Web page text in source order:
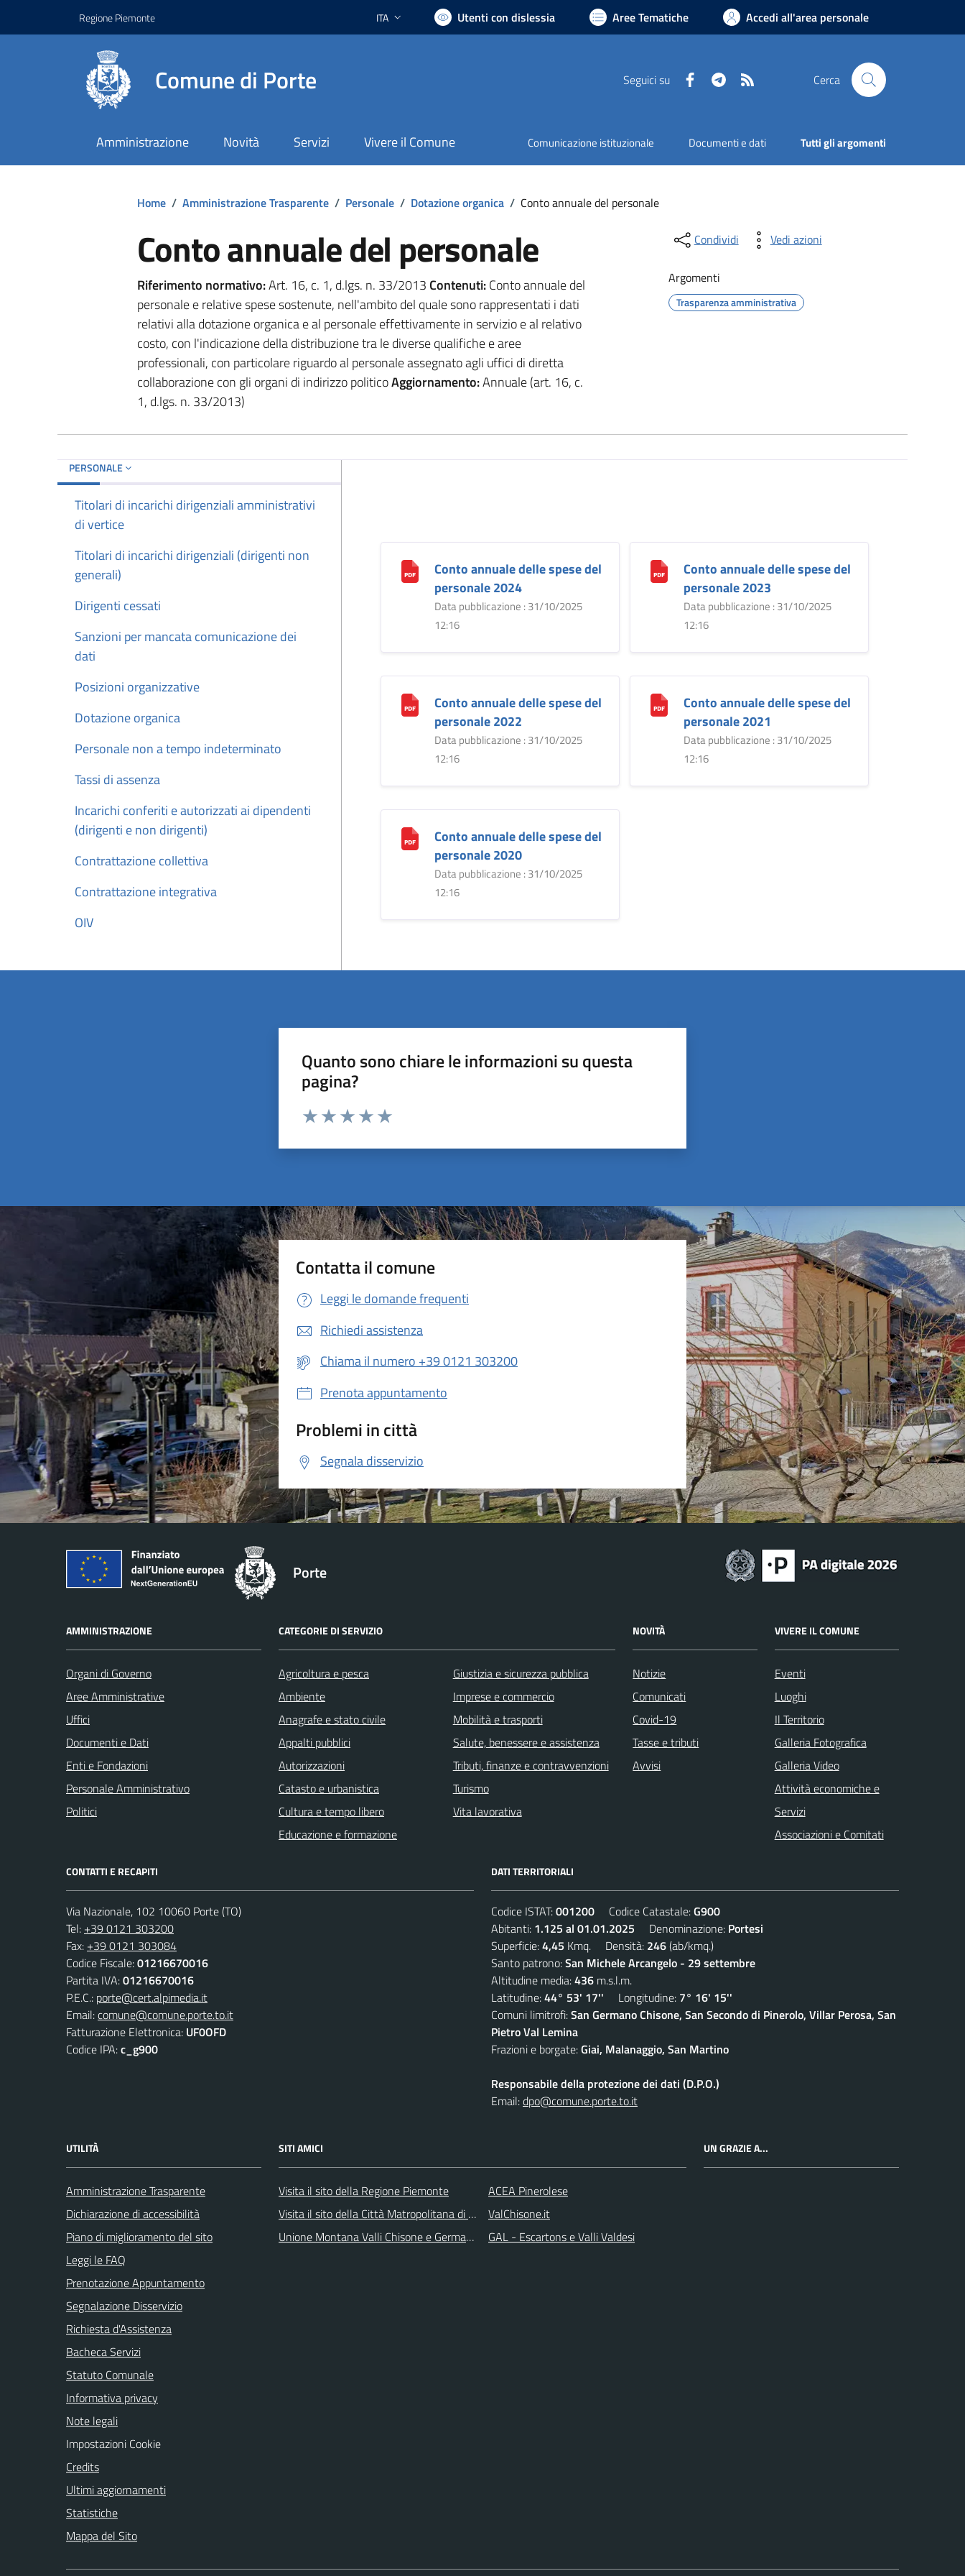
Regione Piemonte Lingua attiva:
ITA Utenti con dislessia Aree Tematiche Accedi all'area personale
Comune di Porte Seguici su FacebookTelegram Cerca
Amministrazione Novità Servizi Vivere il Comune Comunicazione istituzionale Documenti e dati Tutti gli argomenti
Home / Amministrazione Trasparente / Personale / Dotazione organica / Conto annuale del personale
Conto annuale del personale
Riferimento normativo:Art. 16, c. 1, d.lgs. n. 33/2013 Contenuti:Conto annuale del
personale e relative spese sostenute, nell'ambito del quale sono rappresentati i dati
relativi alla dotazione organica e al personale effettivamente in servizio e al relativo
costo, con l'indicazione della distribuzione tra le diverse qualifiche e aree
professionali, con particolare riguardo al personale assegnato agli uffici di diretta
collaborazione con gli organi di indirizzo politicoAggiornamento:Annuale (art. 16, c.
1, d.lgs. n. 33/2013)
Condividi Vedi azioni
Argomenti
Trasparenza amministrativa
PERSONALE
Titolari di incarichi dirigenziali amministrativi
di vertice
Titolari di incarichi dirigenziali (dirigenti non
generali)
Dirigenti cessati
Sanzioni per mancata comunicazione dei
dati
Posizioni organizzative
Dotazione organica
Personale non a tempo indeterminato
Tassi di assenza
Incarichi conferiti e autorizzati ai dipendenti
(dirigenti e non dirigenti)
Contrattazione collettiva
Contrattazione integrativa
OIV
Conto annuale delle spese del
personale 2024
Data pubblicazione : 31/10/2025
12:16
Conto annuale delle spese del
personale 2023
Data pubblicazione : 31/10/2025
12:16
Conto annuale delle spese del
personale 2022
Data pubblicazione : 31/10/2025
12:16
Conto annuale delle spese del
personale 2021
Data pubblicazione : 31/10/2025
12:16
Conto annuale delle spese del
personale 2020
Data pubblicazione : 31/10/2025
12:16
Quanto sono chiare le informazioni su questa
pagina?
Valuta da 1 a 5 stelle la pagina
Contatta il comune
Leggi le domande frequenti
Richiedi assistenza
Chiama il numero +39 0121 303200
Prenota appuntamento
Problemi in città
Segnala disservizio
Porte
AMMINISTRAZIONE
Organi di Governo
Aree Amministrative
Uffici
Documenti e Dati
Enti e Fondazioni
Personale Amministrativo
Politici
CATEGORIE DI SERVIZIO
Agricoltura e pesca
Ambiente
Anagrafe e stato civile
Appalti pubblici
Autorizzazioni
Catasto e urbanistica
Cultura e tempo libero
Educazione e formazione
Giustizia e sicurezza pubblica
Imprese e commercio
Mobilità e trasporti
Salute, benessere e assistenza
Tributi, finanze e contravvenzioni
Turismo
Vita lavorativa
NOVITÀ
Notizie
Comunicati
Covid-19
Tasse e tributi
Avvisi
VIVERE IL COMUNE
Eventi
Luoghi
Il Territorio
Galleria Fotografica
Galleria Video
Attività economiche e
Servizi
Associazioni e Comitati
CONTATTI E RECAPITI
Via Nazionale, 102 10060 Porte (TO)
Tel: +39 0121 303200
Fax: +39 0121 303084
Codice Fiscale:01216670016
Partita IVA:01216670016
P.E.C.: porte@cert.alpimedia.it
Email:comune@comune.porte.to.it
Fatturazione Elettronica: UF0OFD
Codice IPA:c_g900
DATI TERRITORIALI
Codice ISTAT:001200 Codice Catastale:G900
Abitanti: 1.125 al 01.01.2025 Denominazione: Portesi
Superficie:4,45 Kmq. Densità: 246(ab/kmq.)
Santo patrono:San Michele Arcangelo - 29 settembre
Altitudine media:436 m.s.l.m.
Latitudine:44° 53' 17'' Longitudine: 7° 16' 15''
Comuni limitrofi:San Germano Chisone, San Secondo di Pinerolo, Villar Perosa, San
Pietro Val Lemina
Frazioni e borgate:Giai, Malanaggio, San Martino
Responsabile della protezione dei dati (D.P.O.)
Email:dpo@comune.porte.to.it
UTILITÀ
Amministrazione Trasparente
Dichiarazione di accessibilità
Piano di miglioramento del sito
Leggi le FAQ
Prenotazione Appuntamento
Segnalazione Disservizio
Richiesta d'Assistenza
Bacheca Servizi
Statuto Comunale
Informativa privacy
Note legali
Impostazioni Cookie
Credits
Ultimi aggiornamenti
Statistiche
Mappa del Sito
SITI AMICI
Visita il sito della Regione Piemonte
Visita il sito della Città Matropolitana di Torino
Unione Montana Valli Chisone e Germanasca
ACEA Pinerolese
ValChisone.it
GAL - Escartons e Valli Valdesi
UN GRAZIE A...